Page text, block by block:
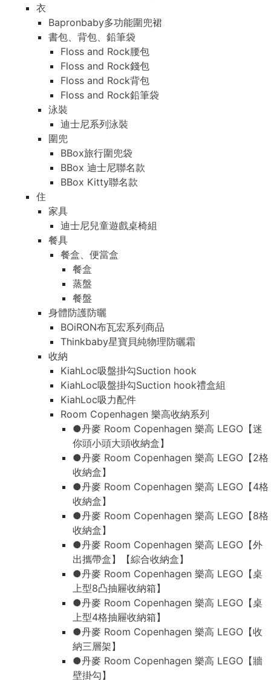
衣
Bapronbaby多功能圍兜裙
書包、背包、鉛筆袋
Floss and Rock腰包
Floss and Rock錢包
Floss and Rock背包
Floss and Rock鉛筆袋
泳裝
迪士尼系列泳裝
圍兜
BBox旅行圍兜袋
BBox 迪士尼聯名款
BBox Kitty聯名款
住
家具
迪士尼兒童遊戲桌椅組
餐具
餐盒、便當盒
餐盒
蒸盤
餐盤
身體防護防曬
BOiRON布瓦宏系列商品
Thinkbaby星寶貝純物理防曬霜
收納
KiahLoc吸盤掛勾Suction hook
KiahLoc吸盤掛勾Suction hook禮盒組
KiahLoc吸力配件
Room Copenhagen 樂高收納系列
●丹麥 Room Copenhagen 樂高 LEGO【迷
你頭小頭大頭收納盒】
●丹麥 Room Copenhagen 樂高 LEGO【2格
收納盒】
●丹麥 Room Copenhagen 樂高 LEGO【4格
收納盒】
●丹麥 Room Copenhagen 樂高 LEGO【8格
收納盒】
●丹麥 Room Copenhagen 樂高 LEGO【外
出攜帶盒】【綜合收納盒】
●丹麥 Room Copenhagen 樂高 LEGO【桌
上型8凸抽屜收納箱】
●丹麥 Room Copenhagen 樂高 LEGO【桌
上型4格抽屜收納箱】
●丹麥 Room Copenhagen 樂高 LEGO【收
納三層架】
●丹麥 Room Copenhagen 樂高 LEGO【牆
壁掛勾】